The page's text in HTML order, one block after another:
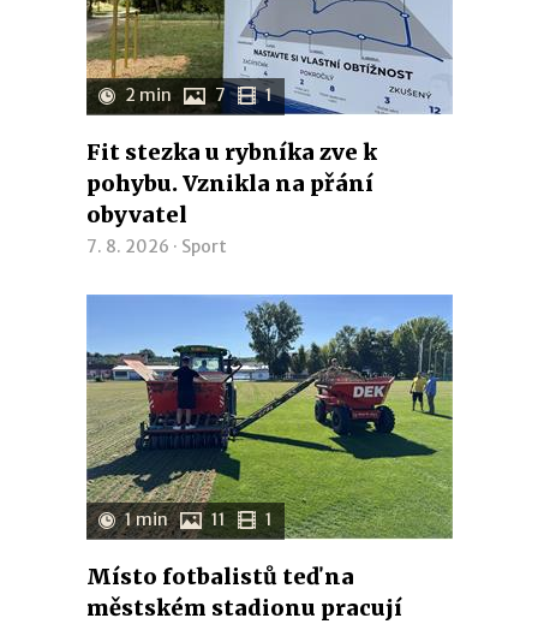
2 min 7 1
Fit stezka u rybníka zve k
pohybu. Vznikla na přání
obyvatel
7. 8. 2026 · Sport
1 min 11 1
Místo fotbalistů teď na
městském stadionu pracují